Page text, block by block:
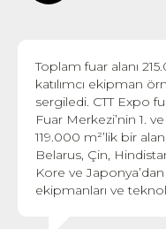
Toplam fuar alanı
katılımcı ekipman
sergiledi. CTT Expo
Fuar Merkezi’nin 1.
119.000 m²’lik bir
Belarus, Çin,
Kore ve
ekipmanları ve